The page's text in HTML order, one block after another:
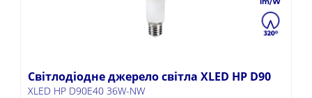
Світлодіодне джерело світла XLED HP D90
XLED HP D90E40 36W-NW